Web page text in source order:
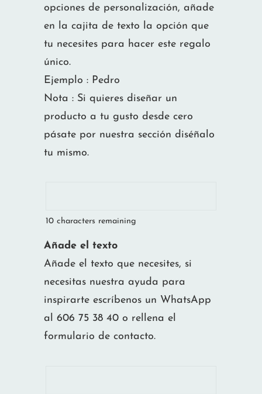
opciones de personalización, añade
en la cajita de texto la opción que
tu necesites para hacer este regalo
único.
Ejemplo : Pedro
Nota : Si quieres diseñar un
producto a tu gusto desde cero
pásate por nuestra sección diséñalo
tu mismo.
10 characters remaining
Añade el texto
Añade el texto que necesites, si
necesitas nuestra ayuda para
inspirarte escríbenos un WhatsApp
al 606 75 38 40 o rellena el
formulario de contacto.